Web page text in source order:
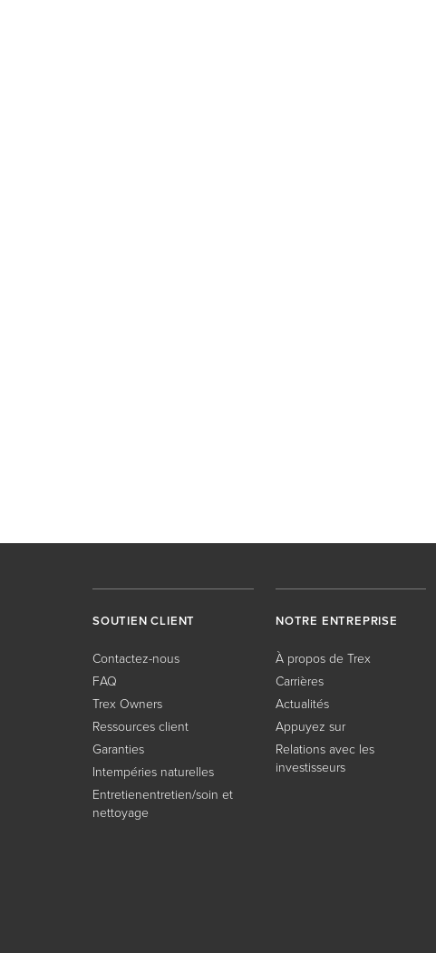
SOUTIEN CLIENT
Contactez-nous
FAQ
Trex Owners
Ressources client
Garanties
Intempéries naturelles
Entretienentretien/soin et
nettoyage
NOTRE ENTREPRISE
À propos de Trex
Carrières
Actualités
Appuyez sur
Relations avec les
investisseurs